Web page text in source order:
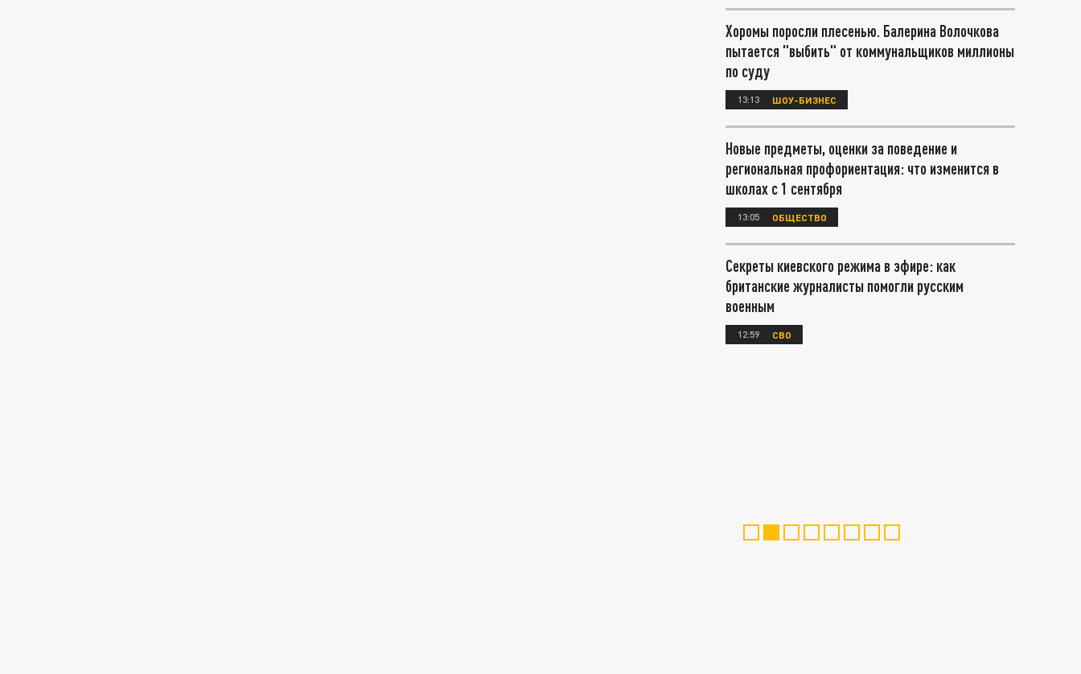
Хоромы поросли плесенью. Балерина Волочкова
пытается "выбить" от коммунальщиков миллионы
по суду
13:13 ШОУ-БИЗНЕС
Новые предметы, оценки за поведение и
региональная профориентация: что изменится в
школах с 1 сентября
13:05 ОБЩЕСТВО
Секреты киевского режима в эфире: как
британские журналисты помогли русским
военным
12:59 СВО